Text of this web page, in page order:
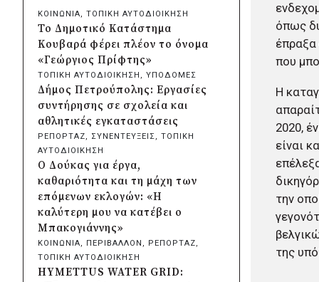
όπως
που
Η
2020,
είναι
την
της
ψηφιακή μετάβαση των
επιχειρήσεων
πριν από μία μέρα
Δήμος Σαρωνικού και
ΑΡΧΕΛΩΝ ενημερώνουν τους
λουόμενους για τη συνύπαρξη
με τις θαλάσσιες χελώνες
πριν από μία μέρα
Δήμος Κυθήρων: Απαγόρευση
πρόσβασης στην παραλία
Λυκοδήμου για λόγους
ασφαλείας
πριν από μία μέρα
Προφυλακίστηκε ο δήμαρχος
Στυλίδας για τη φωτιά στη
Βοιωτία – Σε αναστολή το
αιολικό πάρκο
ΚΟΙΝΩΝΙΑ, ΤΟΠΙΚΗ ΑΥΤΟΔΙΟΙΚΗΣΗ
Το Δημοτικό Κατάστημα
Κουβαρά φέρει πλέον το όνομα
«Γεώργιος Πρίφτης»
ΤΟΠΙΚΗ ΑΥΤΟΔΙΟΙΚΗΣΗ , ΥΠΟΔΟΜΕΣ
Δήμος Πετρούπολης: Εργασίες
συντήρησης σε σχολεία και
αθλητικές εγκαταστάσεις
ΡΕΠΟΡΤΑΖ, ΣΥΝΕΝΤΕΥΞΕΙΣ, ΤΟΠΙΚΗ
ΑΥΤΟΔΙΟΙΚΗΣΗ
Ο Δούκας για έργα,
καθαριότητα και τη μάχη των
επόμενων εκλογών: «Η
καλύτερη μου να κατέβει ο
Μπακογιάννης»
ΚΟΙΝΩΝΙΑ, ΠΕΡΙΒΑΛΛΟΝ , ΡΕΠΟΡΤΑΖ
ΤΟΠΙΚΗ ΑΥΤΟΔΙΟΙΚΗΣΗ
HYMETTUS WATER GRID: